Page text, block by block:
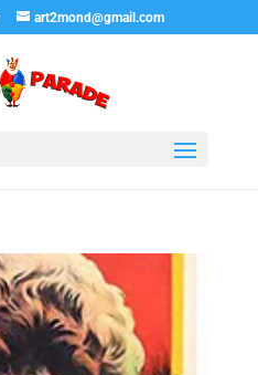
art2mond@gmail.com